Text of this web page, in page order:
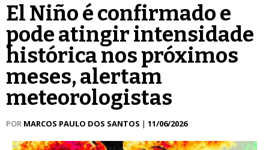
El Niño é confirmado e
pode atingir intensidade
histórica nos próximos
meses, alertam
meteorologistas
POR MARCOS PAULO DOS SANTOS | 11/06/2026